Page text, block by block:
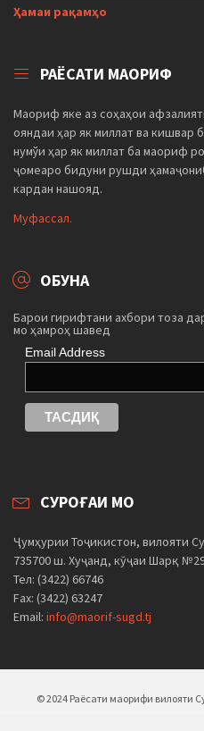
Ҳамаи рақамҳо
РАЁСАТИ МАОРИФ
Маориф яке аз соҳаҳои
ояндаи ҳар як миллат ва
нумўи ҳар як миллат ба маориф
ҷомеаро бидуни рушди
кардан нашояд.
Муфассал.
ОБУНА
Барои гирифтани ахбори тоза
мо ҳамроҳ шавед
Email Address
СУРОҒАИ МО
Ҷумҳурии Тоҷикистон, вилояти
735700 ш. Хуҷанд, кӯҷаи Шарқ
Тел: (3422) 66746
Fax: (3422) 63247
Email: info@maorif-sugd.tj
© 2024 Раёсати маорифи вилояти